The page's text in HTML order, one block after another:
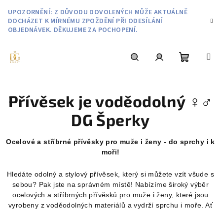
obsah
UPOZORNĚNÍ: Z DŮVODU DOVOLENÝCH MŮŽE AKTUÁLNĚ
DOCHÁZET K MÍRNÉMU ZPOŽDĚNÍ PŘI ODESÍLÁNÍ
OBJEDNÁVEK. DĚKUJEME ZA POCHOPENÍ.
košík
Přívěsek je voděodolný ♀️♂️
DG Šperky
Ocelové a stříbrné přívěsky pro muže i ženy - do sprchy i k
moři!
Hledáte odolný a stylový přívěsek, který si můžete vzít všude s
sebou? Pak jste na správném místě! Nabízíme široký výběr
ocelových a stříbrných přívěsků pro muže i ženy, které jsou
vyrobeny z voděodolných materiálů a vydrží sprchu i moře. Ať